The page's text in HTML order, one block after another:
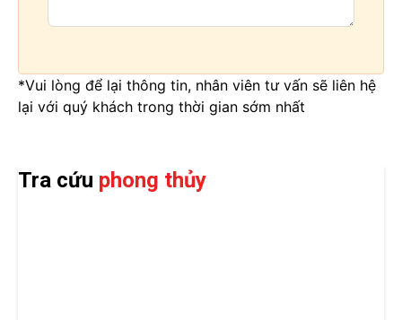
*Vui lòng để lại thông tin, nhân viên tư vấn sẽ liên hệ
lại với quý khách trong thời gian sớm nhất
Tra cứu phong thủy